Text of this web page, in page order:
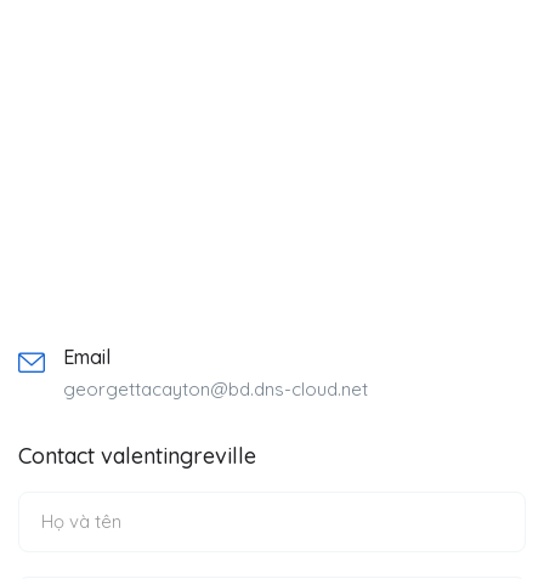
Email
georgettacayton@bd.dns-cloud.net
Contact valentingreville